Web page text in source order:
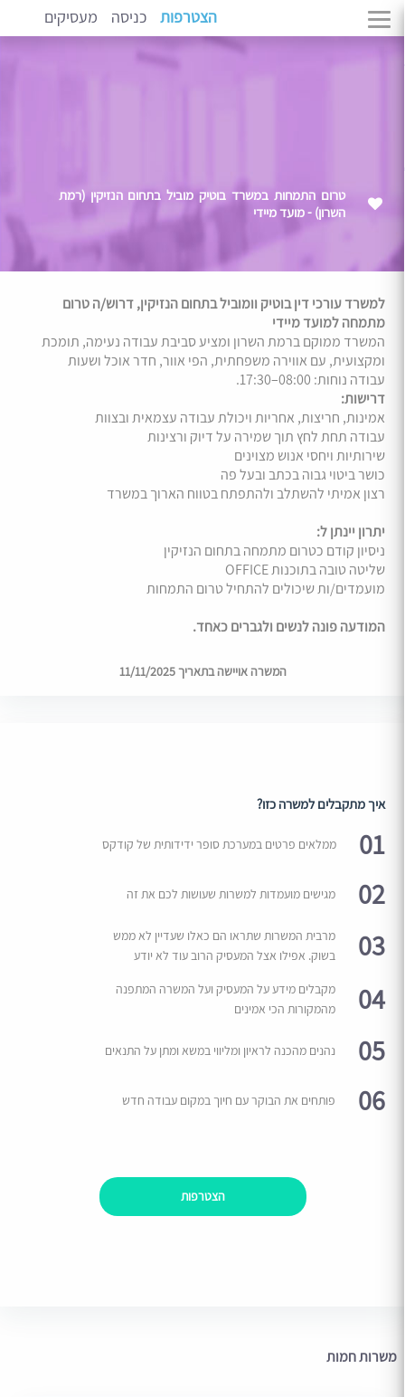
הצטרפות כניסה מעסיקים
טרום התמחות במשרד בוטיק מוביל בתחום הנזיקין (רמת
השרון) - מועד מיידי
למשרד עורכי דין בוטיק וומוביל בתחום הנזיקין, דרוש/ה טרום
מתמחה למועד מיידי
המשרד ממוקם ברמת השרון ומציע סביבת עבודה נעימה, תומכת
ומקצועית, עם אווירה משפחתית, הפי אוור, חדר אוכל ושעות
עבודה נוחות: 08:00–17:30.
דרישות:
אמינות, חריצות, אחריות ויכולת עבודה עצמאית ובצוות
עבודה תחת לחץ תוך שמירה על דיוק ורצינות
שירותיות ויחסי אנוש מצוינים
כושר ביטוי גבוה בכתב ובעל פה
רצון אמיתי להשתלב ולהתפתח בטווח הארוך במשרד
יתרון יינתן ל:
ניסיון קודם כטרום מתמחה בתחום הנזיקין
שליטה טובה בתוכנות OFFICE
מועמדים/ות שיכולים להתחיל טרום התמחות
המודעה פונה לנשים ולגברים כאחד.
המשרה אויישה בתאריך 11/11/2025
איך מתקבלים למשרה כזו?
01 ממלאים פרטים במערכת סופר ידידותית של קודקס
02 מגישים מועמדות למשרות שעושות לכם את זה
03
מרבית המשרות שתראו הם כאלו שעדיין לא ממש
בשוק. אפילו אצל המעסיק הרוב עוד לא יודע
04
מקבלים מידע על המעסיק ועל המשרה המתפנה
מהמקורות הכי אמינים
05 נהנים מהכנה לראיון ומליווי במשא ומתן על התנאים
06 פותחים את הבוקר עם חיוך במקום עבודה חדש
הצטרפות
משרות חמות